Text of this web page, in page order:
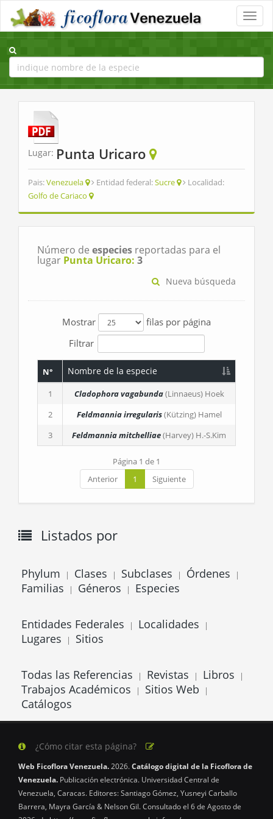
Toggle
Lugar: Punta Uricaro
Pais:Venezuela Entidad federal:Sucre
Localidad:
Golfo de Cariaco
Número de especies reportadas para el
lugar Punta Uricaro: 3
Nueva búsqueda
Mostrar
filas por página
Filtrar
N° Nombre de la especie
1 Cladophora vagabunda(Linnaeus) Hoek
2
Feldmannia irregularis(Kützing) Hamel
3
Feldmannia mitchelliae(Harvey) H.-S.Kim
Página 1 de 1
Anterior
1 Siguiente
Listados por
Phylum | Clases | Subclases | Órdenes |
Familias | Géneros | Especies
Entidades Federales | Localidades |
Lugares | Sitios
Todas las Referencias | Revistas | Libros |
Trabajos Académicos | Sitios Web |
Catálogos
¿Cómo citar esta página?
Web Ficoflora Venezuela.2026.Catálogo digital de la Ficoflora de
Venezuela. Publicación electrónica. Universidad Central de
Venezuela, Caracas. Editores: Santiago Gómez, Yusneyi Carballo
Barrera, Mayra García & Nelson Gil. Consultado el 6 de Agosto de